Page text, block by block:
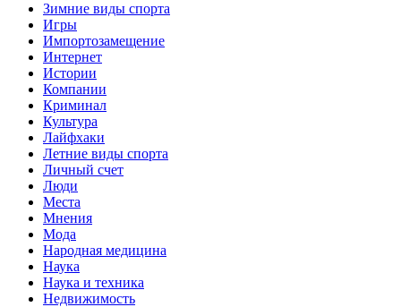
Зимние виды спорта
Игры
Импортозамещение
Интернет
Истории
Компании
Криминал
Культура
Лайфхаки
Летние виды спорта
Личный счет
Люди
Места
Мнения
Мода
Народная медицина
Наука
Наука и техника
Недвижимость